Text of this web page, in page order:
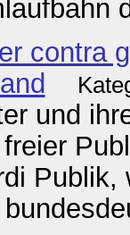
contra
und
Publik,